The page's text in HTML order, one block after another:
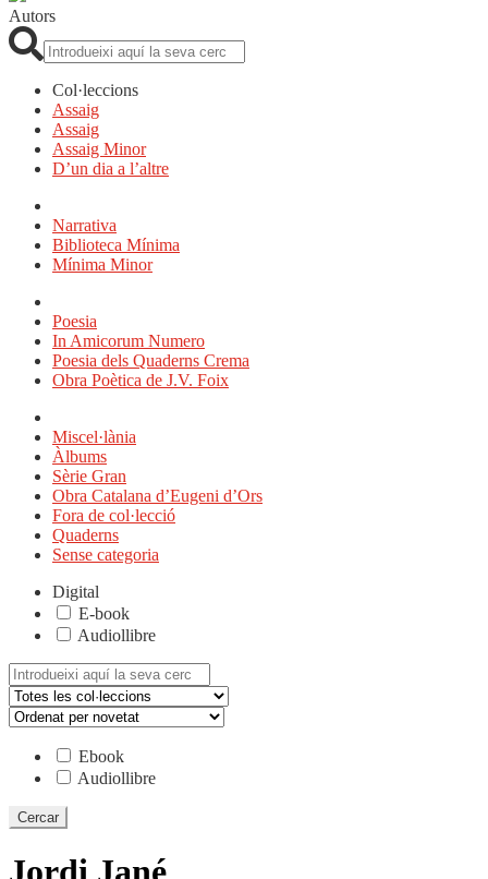
Autors
Col·leccions
Assaig
Assaig
Assaig Minor
D’un dia a l’altre
Narrativa
Biblioteca Mínima
Mínima Minor
Poesia
In Amicorum Numero
Poesia dels Quaderns Crema
Obra Poètica de J.V. Foix
Miscel·lània
Àlbums
Sèrie Gran
Obra Catalana d’Eugeni d’Ors
Fora de col·lecció
Quaderns
Sense categoria
Digital
E-book
Audiollibre
Cerca:
Ebook
Audiollibre